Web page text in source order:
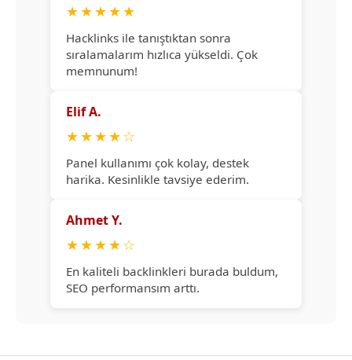
★★★★★
Hacklinks ile tanıştıktan sonra
sıralamalarım hızlıca yükseldi. Çok
memnunum!
Elif A.
★★★★☆
Panel kullanımı çok kolay, destek
harika. Kesinlikle tavsiye ederim.
Ahmet Y.
★★★★☆
En kaliteli backlinkleri burada buldum,
SEO performansım arttı.